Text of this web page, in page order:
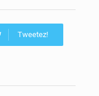
Tweetez!